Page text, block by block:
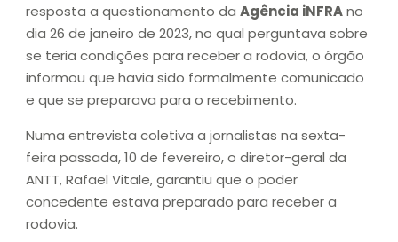
resposta a questionamento da Agência iNFRAno
dia 26 de janeiro de 2023, no qual perguntava sobre
se teria condições para receber a rodovia, o órgão
informou que havia sido formalmente comunicado
e que se preparava para o recebimento.
Numa entrevista coletiva a jornalistas na sexta-
feira passada, 10 de fevereiro, o diretor-geral da
ANTT, Rafael Vitale, garantiu que o poder
concedente estava preparado para receber a
rodovia.